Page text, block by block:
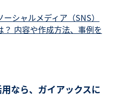
シャルメディア（SNS）
内容や作成方法、事例を
なら、ガイアックスに